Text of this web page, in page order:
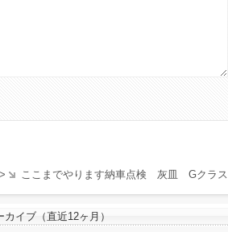
> ここまでやります納車点検 灰皿 Gクラス
カイブ（直近12ヶ月）